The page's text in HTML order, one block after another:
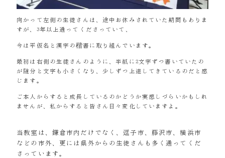
向かって左側の生徒さんは、途中お休みされていた期間もありま
すが、3年以上通ってくださっていて、
今は平仮名と漢字の楷書に取り組んでいます。
最初は右側の生徒さんのように、半紙に2文字ずつ書いていたの
が随分と文字も小さくなり、少しずつ上達してきているのだと感
じます。
ご本人からすると成長しているのかどうか実感しづらいかもしれ
ませんが、私からすると皆さん日々変化していますよ。
当教室は、鎌倉市内だけでなく、逗子市、藤沢市、横浜市
などの市外、更には県外からの生徒さんも多く通ってくだ
さっています。